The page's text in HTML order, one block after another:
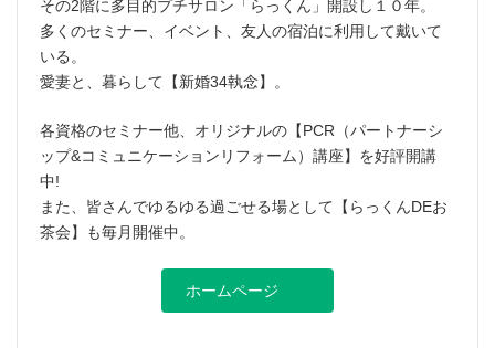
その2階に多目的プチサロン「らっくん」開設し１０年。
多くのセミナー、イベント、友人の宿泊に利用して戴いて
いる。
愛妻と、暮らして【新婚34執念】。
各資格のセミナー他、オリジナルの【PCR（パートナーシ
ップ&コミュニケーションリフォーム）講座】を好評開講
中!
また、皆さんでゆるゆる過ごせる場として【らっくんDEお
茶会】も毎月開催中。
ホームページ